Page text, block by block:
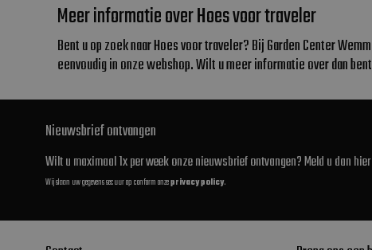
Meer informatie over Hoes voor traveler
Bent u op zoek naar Hoes voor traveler? Bij Garden Center
eenvoudig in onze webshop. Wilt u meer informatie over dan
Nieuwsbrief ontvangen
Wilt u maximaal 1x per week onze nieuwsbrief ontvangen? Meld u dan
Wij slaan uw gegevens secuur op conform onzeprivacy policy.